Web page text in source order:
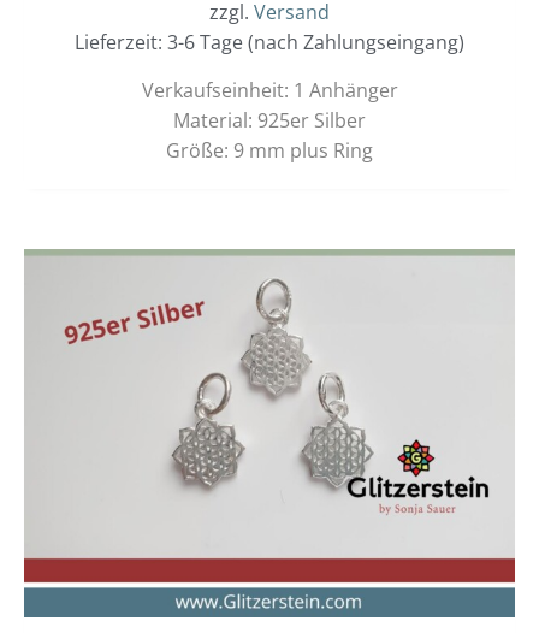
zzgl. Versand
Lieferzeit: 3-6 Tage (nach Zahlungseingang)
Verkaufseinheit: 1 Anhänger
Material: 925er Silber
Größe: 9 mm plus Ring